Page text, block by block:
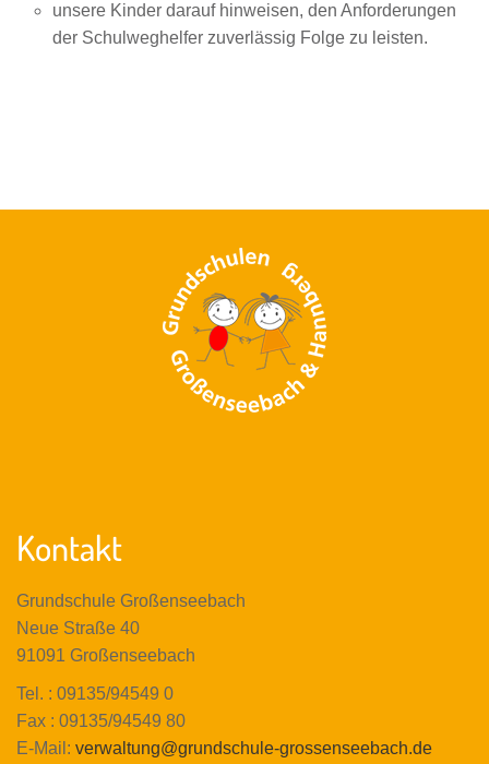
unsere Kinder darauf hinweisen, den Anforderungen
der Schulweghelfer zuverlässig Folge zu leisten.
Kontakt
Grundschule Großenseebach
Neue Straße 40
91091 Großenseebach
Tel. : 09135/94549 0
Fax : 09135/94549 80
E-Mail: verwaltung@grundschule-grossenseebach.de